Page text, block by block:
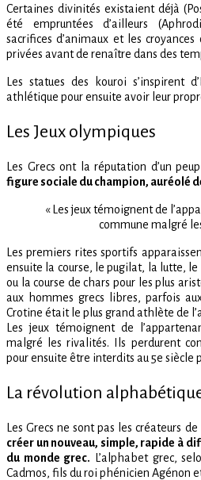
Certaines divinités existaient déjà
été empruntées d’ailleurs
sacrifices d’animaux et les
privées avant de renaître dans des
Les statues des kouroi s’inspirent
athlétique pour ensuite avoir leur
Les Jeux olympiques
Les Grecs ont la réputation d’un
figure sociale du champion, auréolé
« Les jeux témoignent de
commune malgré
Les premiers rites sportifs
ensuite la course, le pugilat, la lutte,
ou la course de chars pour les plus
aux hommes grecs libres, parfois
Crotine était le plus grand athlète de
Les jeux témoignent de
malgré les rivalités. Ils perdurent
pour ensuite être interdits au 5e siècle
La révolution
Les Grecs ne sont pas les créateurs
créer un nouveau, simple, rapide à
du monde grec. L’alphabet grec,
Cadmos, fils du roi phénicien Agénon